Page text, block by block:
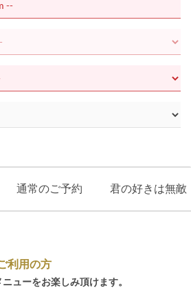
通常のご予約 君の好きは無敵
利用の方
ューをお楽しみ頂けます。